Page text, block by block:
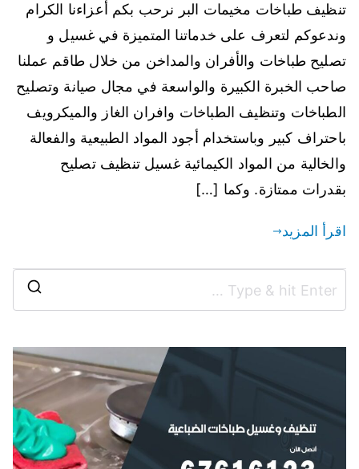
تنظيف طباخات مخيمات البر نرحب بكم أعزاءنا الكرام
وندعوكم لتعرف على خدماتنا المتميزة في غسيل و
تصليح طباخات والأفران والمداخن من خلال طاقم عملنا
صاحب الخبرة الكبيرة والواسعة في مجال صيانة وتصليح
الطباخات وتنظيف الطباخات وافران الغاز والميكرويف
باحتراف كبير وباستخدام أجود المواد الطبيعية والفعالة
والخالية من المواد الكيمائية غسيل تنظيف تصليح
بقدرات ممتازة. وكما […]
اقرأ المزيد